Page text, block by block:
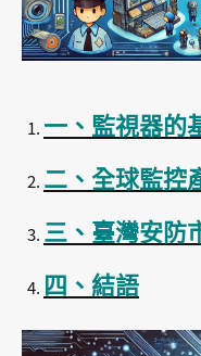
一、監視器的
二、全球監控
三、臺灣安防
四、結語